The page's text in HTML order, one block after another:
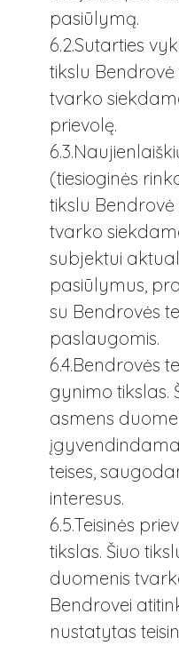
pasiūlymą.
6.2.Sutarties
tikslu
tvarko
prievolę.
(tiesioginės
tikslu
tvarko
subjektui
pasiūlymus,
su Bendrovės
paslaugomis.
6.4.Bendrovės
gynimo tikslas.
asmens
teises,
interesus.
6.5.Teisinės
tikslas. Šiuo
duomenis
Bendrovei
nustatytas